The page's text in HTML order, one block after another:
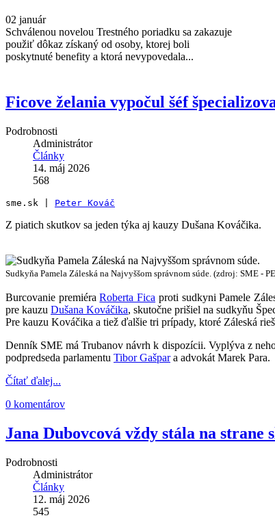
02 január
Schválenou novelou Trestného poriadku sa zakazuje
použiť dôkaz získaný od osoby, ktorej boli
poskytnuté benefity a ktorá nevypovedala...
Ficove želania vypočul šéf
Podrobnosti
Administrátor
Články
14. máj 2026
568
sme.sk | Peter Kováč
Z piatich skutkov sa jeden týka aj kauzy Dušana Kováčika.
Sudkyňa Pamela Záleská na Najvyššom správnom súde. (zdroj: SME -
Burcovanie premiéraRoberta Fica proti sudkyni Pamele
pre kauzu Dušana Kováčika, skutočne prišiel na sudkyňu
Pre kauzu Kováčika a tiež ďalšie tri prípady, ktoré Záleská
Denník SME má Trubanov návrh k dispozícii. Vyplýva z
podpredseda parlamentu Tibor Gašpara advokát Marek Para.
Čítať ďalej...
0 komentárov
Jana Dubovcová vždy stála na strane
Podrobnosti
Administrátor
Články
12. máj 2026
545